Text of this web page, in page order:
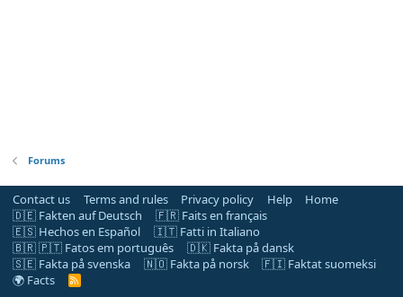
Forums
Contact us Terms and rules Privacy policy Help
Home
🇩🇪 Fakten auf Deutsch
🇫🇷 Faits en français
🇪🇸 Hechos en Español
🇮🇹 Fatti in Italiano
🇧🇷 🇵🇹 Fatos em português
🇩🇰 Fakta på dansk
🇸🇪 Fakta på svenska
🇳🇴 Fakta på norsk
🇫🇮 Faktat suomeksi
🌍 Facts
R